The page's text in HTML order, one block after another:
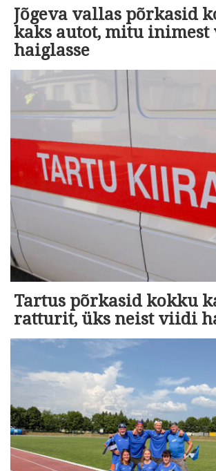
Jõgeva vallas põrkasid
kaks autot, mitu
haiglasse
Tartus põrkasid kokku
ratturit, üks neist viidi